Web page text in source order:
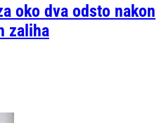
oko dva odsto nakon
zaliha